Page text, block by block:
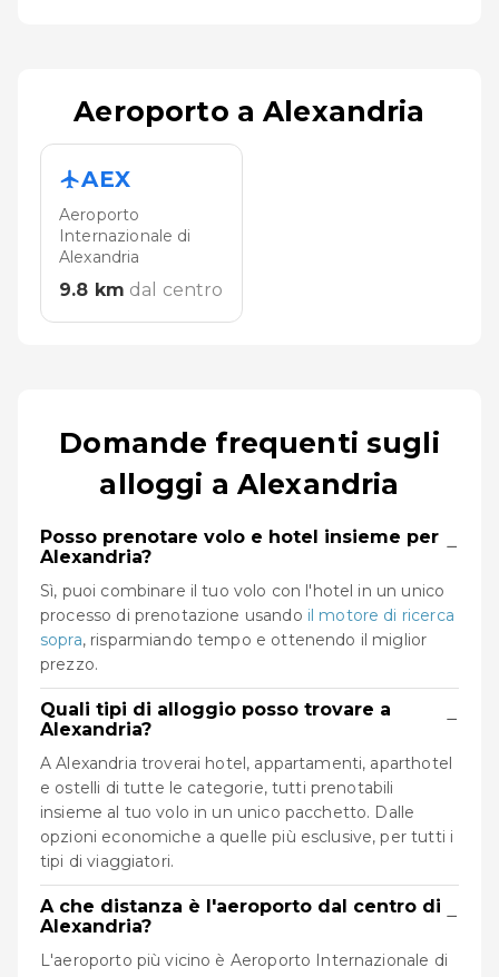
Aeroporto a Alexandria
AEX
Aeroporto
Internazionale di
Alexandria
9.8 km dal centro
Domande frequenti sugli
alloggi a Alexandria
Posso prenotare volo e hotel insieme per
Alexandria?
−
Sì, puoi combinare il tuo volo con l'hotel in un unico
processo di prenotazione usando il motore di ricerca
sopra, risparmiando tempo e ottenendo il miglior
prezzo.
Quali tipi di alloggio posso trovare a
Alexandria?
−
A Alexandria troverai hotel, appartamenti, aparthotel
e ostelli di tutte le categorie, tutti prenotabili
insieme al tuo volo in un unico pacchetto. Dalle
opzioni economiche a quelle più esclusive, per tutti i
tipi di viaggiatori.
A che distanza è l'aeroporto dal centro di
Alexandria?
−
L'aeroporto più vicino è Aeroporto Internazionale di